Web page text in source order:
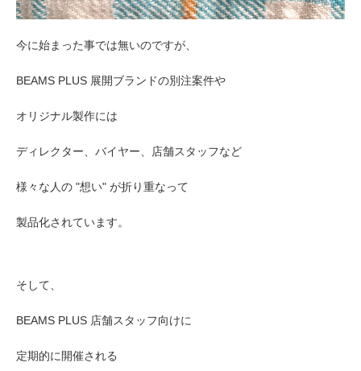
今に始まった事では無いのですが、
BEAMS PLUS 展開ブランドの別注案件や
オリジナル製作には
ディレクター、バイヤー、店舗スタッフなど
様々な人の "想い" が折り重なって
製品化されています。
そして、
BEAMS PLUS 店舗スタッフ向けに
定期的に開催される